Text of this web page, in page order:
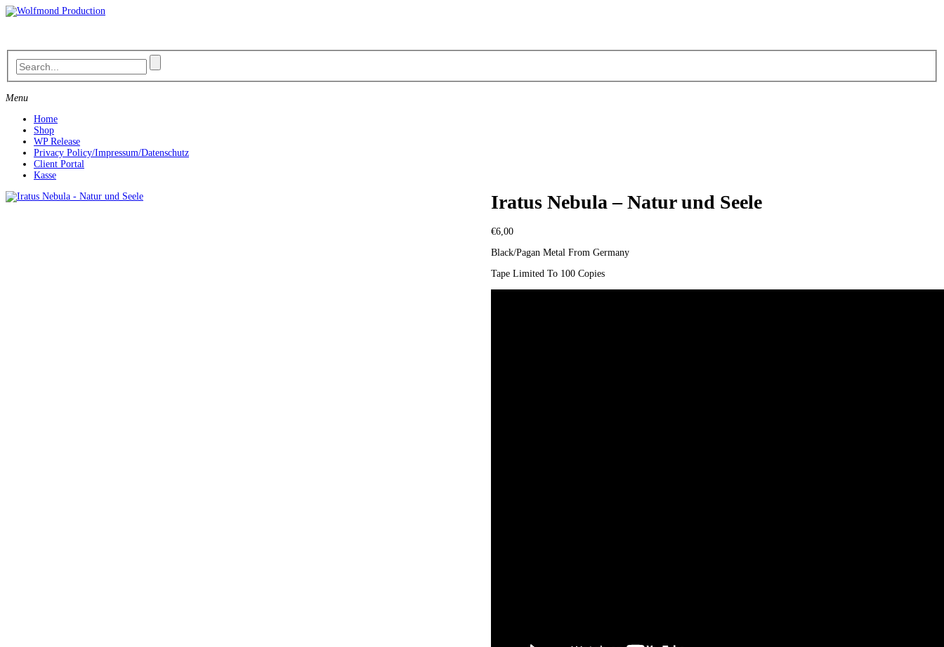
Skip
Menu
Home
Shop
WP Release
Privacy Policy/Impressum/Datenschutz
Client Portal
Kasse
Iratus Nebula – Natur und Seele
€6,00
Black/Pagan Metal From Germany
Tape Limited To 100 Copies